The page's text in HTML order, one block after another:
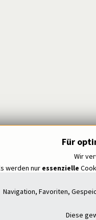
Für
Wir
werden nur essenzielle
Navigation, Favoriten,
Diese